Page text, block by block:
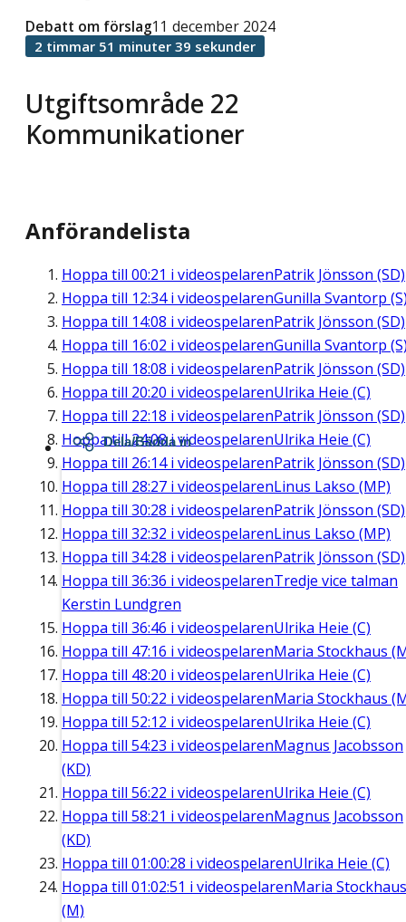
Utgiftsområde 22
Kommunikationer
Debatt om förslag11 december 2024
2 timmar 51 minuter 39 sekunder
Anförandelista
Hoppa till 00:21 i videospelarenPatrik Jönsson (SD)
Hoppa till 12:34i videospelarenGunilla Svantorp
Hoppa till 14:08 i videospelarenPatrik Jönsson (SD)
Hoppa till 16:02 i videospelarenGunilla Svantorp
Hoppa till 18:08 i videospelarenPatrik Jönsson (SD)
Hoppa till 20:20 i videospelarenUlrika Heie (C)
Hoppa till 22:18 i videospelarenPatrik Jönsson (SD)
Hoppa till24:08i videospelarenUlrika Heie (C)
Hoppa till 26:14i videospelarenPatrik Jönsson (SD)
Hoppa till 28:27 i videospelarenLinus Lakso (MP)
Hoppa till 30:28 i videospelarenPatrik Jönsson (SD)
Hoppa till 32:32 i videospelarenLinus Lakso (MP)
Hoppa till 34:28 i videospelarenPatrik Jönsson (SD)
Hoppa till 36:36 i videospelarenTredje vice talman
Kerstin Lundgren
Hoppa till 36:46 i videospelarenUlrika Heie (C)
Hoppa till 47:16 i videospelarenMaria Stockhaus
Hoppa till 48:20 i videospelarenUlrika Heie (C)
Hoppa till 50:22 i videospelarenMaria Stockhaus
Hoppa till 52:12 i videospelarenUlrika Heie (C)
Hoppa till 54:23 i videospelarenMagnus Jacobsson
(KD)
Hoppa till 56:22 i videospelarenUlrika Heie (C)
Hoppa till 58:21 i videospelarenMagnus Jacobsson
(KD)
Hoppa till 01:00:28 i videospelarenUlrika Heie (C)
Hoppa till 01:02:51 i videospelarenMaria Stockhaus
(M)
Dela/Bädda in